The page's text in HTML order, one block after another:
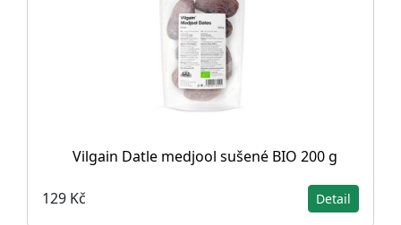
Vilgain Datle medjool sušené BIO 200 g
129 Kč Detail